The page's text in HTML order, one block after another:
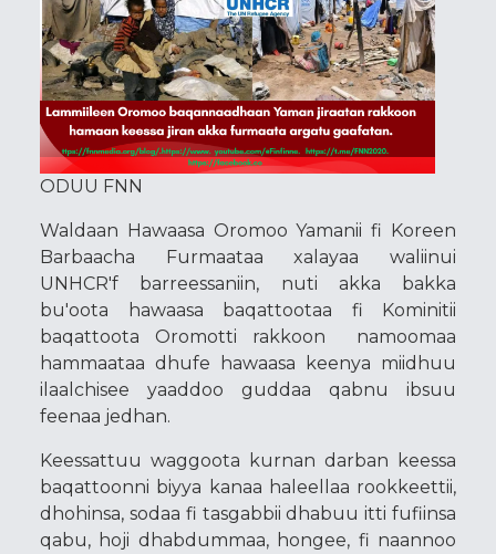
ODUU FNN
Waldaan Hawaasa Oromoo Yamanii fi Koreen
Barbaacha Furmaataa xalayaa waliinui
UNHCR'f barreessaniin, nuti akka bakka
bu'oota hawaasa baqattootaa fi Kominitii
baqattoota Oromotti rakkoon namoomaa
hammaataa dhufe hawaasa keenya miidhuu
ilaalchisee yaaddoo guddaa qabnu ibsuu
feenaa jedhan.
Keessattuu waggoota kurnan darban keessa
baqattoonni biyya kanaa haleellaa rookkeettii,
dhohinsa, sodaa fi tasgabbii dhabuu itti fufiinsa
qabu, hoji dhabdummaa, hongee, fi naannoo